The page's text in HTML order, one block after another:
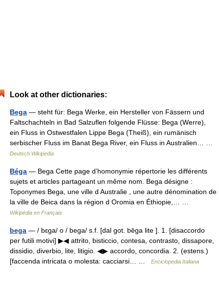
Look at other dictionaries:
Bega — steht für: Bega Werke, ein Hersteller von Fässern und
Faltschachteln in Bad Salzuflen folgende Flüsse: Bega (Werre),
ein Fluss in Ostwestfalen Lippe Bega (Theiß), ein rumänisch
serbischer Fluss im Banat Bega River, ein Fluss in Australien… …
Deutsch Wikipedia
Béga — Bega Cette page d’homonymie répertorie les différents
sujets et articles partageant un même nom. Bega désigne :
Toponymes Bega, une ville d Australie , une autre dénomination de
la ville de Beica dans la région d Oromia en Éthiopie,… …
Wikipédia en Français
bega — / bɛga/ o / bega/ s.f. [dal got. bēga lite ]. 1. [disaccordo
per futili motivi] ▶◀ attrito, bisticcio, contesa, contrasto, dissapore,
dissidio, diverbio, lite, litigio. ◀▶ accordo, concordia. 2. (estens.)
[faccenda intricata o molesta: cacciarsi… …
Enciclopedia Italiana